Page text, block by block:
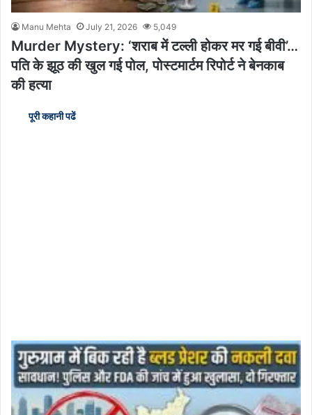
Manu Mehta July 21, 2026 5,049
Murder Mystery: ‘शराब में टल्ली होकर मर गई बीवी’…
पति के झूठ की खुल गई पोल, पोस्टमार्टम रिपोर्ट ने बेनकाब
की हत्या
पूरी कहानी पढें